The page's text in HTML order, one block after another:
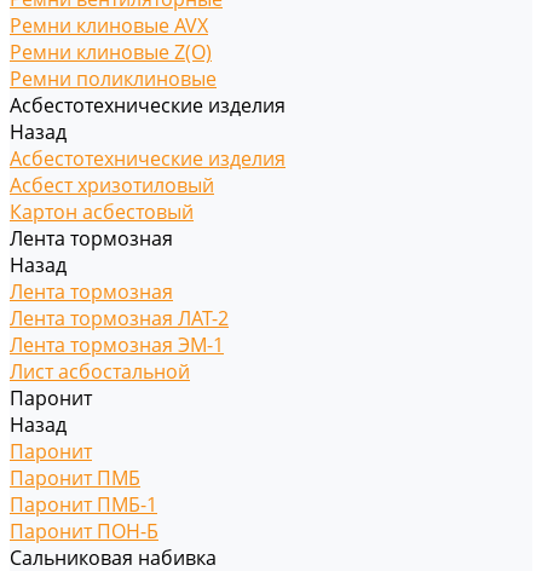
Ремни клиновые AVX
Ремни клиновые Z(O)
Ремни поликлиновые
Асбестотехнические изделия
Назад
Асбестотехнические изделия
Асбест хризотиловый
Картон асбестовый
Лента тормозная
Назад
Лента тормозная
Лента тормозная ЛАТ-2
Лента тормозная ЭМ-1
Лист асбостальной
Паронит
Назад
Паронит
Паронит ПМБ
Паронит ПМБ-1
Паронит ПОН-Б
Сальниковая набивка